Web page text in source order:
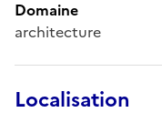
Domaine
architecture
Localisation